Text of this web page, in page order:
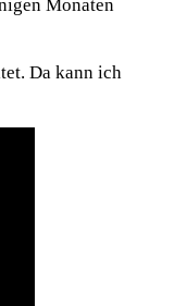
Monaten
Da kann ich